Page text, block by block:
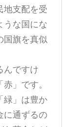
地支配を受
うな国にな
国旗を真似
んですけ
」です。
緑」は豊か
に通ずるの